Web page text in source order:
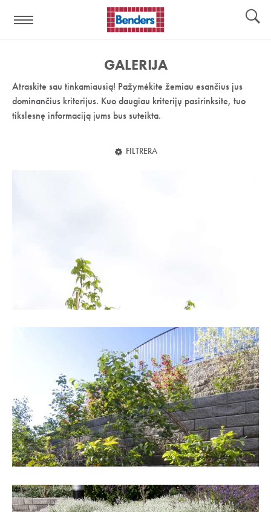
nuoroda:
GALERIJA
Atraskite sau tinkamiausią! Pažymėkite žemiau esančius jus
dominančius kriterijus. Kuo daugiau kriterijų pasirinksite, tuo
tikslesnę informaciją jums bus suteikta.
FILTRERA